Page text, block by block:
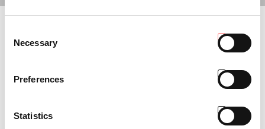
Selection
Necessary
Preferences
Statistics